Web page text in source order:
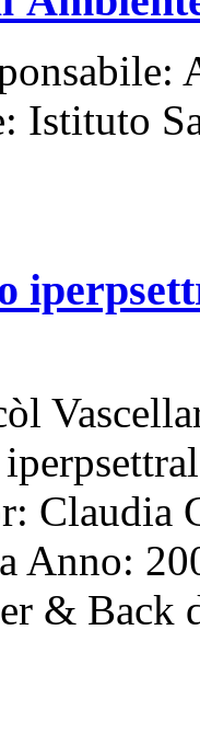
Istituto
Claudia
Anno:
& Back